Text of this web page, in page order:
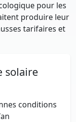
pour les
produire leur
tarifaires et
solaire
conditions